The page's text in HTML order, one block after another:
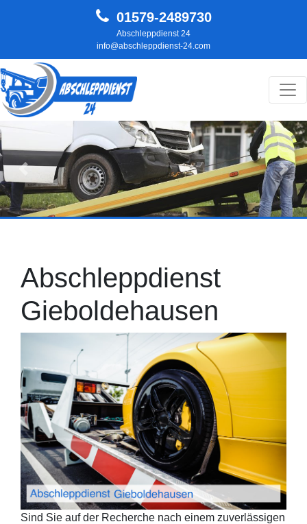
01579-2489730
Abschleppdienst 24
info@abschleppdienst-24.com
Hauptnavigation
Zurück
Abschleppdienst
Gieboldehausen
Sind Sie auf der Recherche nach einem zuverlässigen